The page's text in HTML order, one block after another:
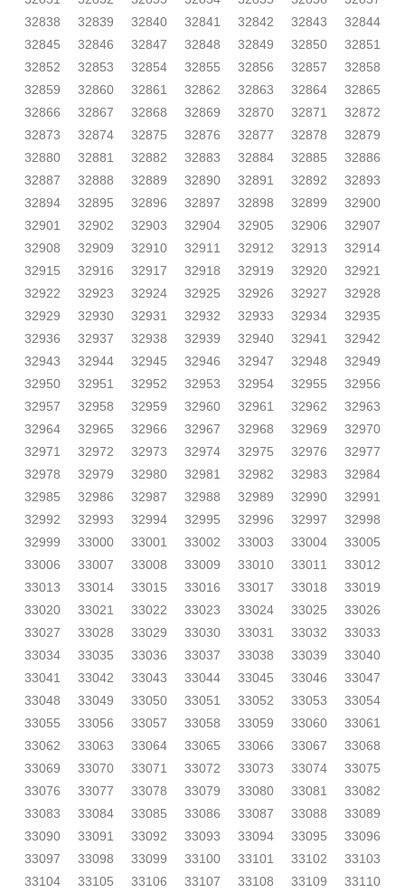
32838
32839 32840 32841 32842 32843
32844
32845
32846 32847 32848 32849 32850
32851
32852
32853 32854 32855 32856 32857
32858
32859
32860 32861 32862 32863 32864
32865
32866
32867 32868 32869 32870 32871
32872
32873
32874 32875 32876 32877 32878
32879
32880
32881 32882 32883 32884 32885
32886
32887
32888 32889 32890 32891 32892
32893
32894
32895 32896 32897 32898 32899
32900
32901
32902 32903 32904 32905 32906
32907
32908
32909 32910 32911 32912 32913
32914
32915
32916 32917 32918 32919 32920
32921
32922
32923 32924 32925 32926 32927
32928
32929
32930 32931 32932 32933 32934
32935
32936
32937 32938 32939 32940 32941
32942
32943
32944 32945 32946 32947 32948
32949
32950
32951 32952 32953 32954 32955
32956
32957
32958 32959 32960 32961 32962
32963
32964
32965 32966 32967 32968 32969
32970
32971
32972 32973 32974 32975 32976
32977
32978
32979 32980 32981 32982 32983
32984
32985
32986 32987 32988 32989 32990
32991
32992
32993 32994 32995 32996 32997
32998
32999
33000 33001 33002 33003 33004
33005
33006
33007 33008 33009 33010 33011
33012
33013
33014 33015 33016 33017 33018
33019
33020
33021 33022 33023 33024 33025
33026
33027
33028 33029 33030 33031 33032
33033
33034
33035 33036 33037 33038 33039
33040
33041
33042 33043 33044 33045 33046
33047
33048
33049 33050 33051 33052 33053
33054
33055
33056 33057 33058 33059 33060
33061
33062
33063 33064 33065 33066 33067
33068
33069
33070 33071 33072 33073 33074
33075
33076
33077 33078 33079 33080 33081
33082
33083
33084 33085 33086 33087 33088
33089
33090
33091 33092 33093 33094 33095
33096
33097
33098 33099 33100 33101 33102
33103
33104
33105 33106 33107 33108 33109
33110